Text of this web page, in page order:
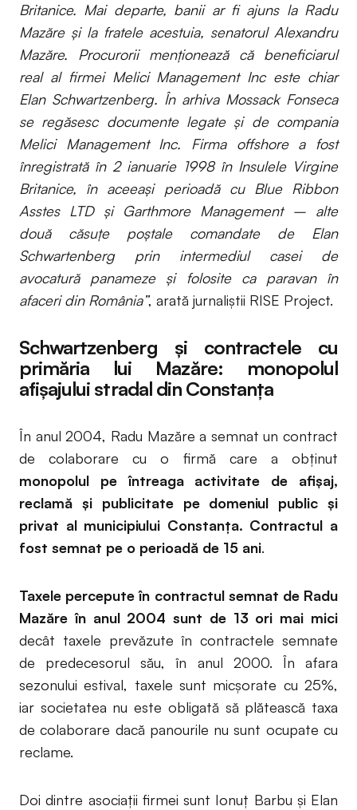
Britanice. Mai departe, banii ar fi ajuns la Radu
Mazăre și la fratele acestuia, senatorul Alexandru
Mazăre. Procurorii menționează că beneficiarul
real al firmei Melici Management Inc este chiar
Elan Schwartzenberg. În arhiva Mossack Fonseca
se regăsesc documente legate și de compania
Melici Management Inc. Firma offshore a fost
înregistrată în 2 ianuarie 1998 în Insulele Virgine
Britanice, în aceeași perioadă cu Blue Ribbon
Asstes LTD și Garthmore Management – alte
două căsuțe poștale comandate de Elan
Schwartenberg prin intermediul casei de
avocatură panameze și folosite ca paravan în
afaceri din România”, arată jurnaliștii RISE Project.
Schwartzenberg și contractele cu
primăria lui Mazăre: monopolul
afișajului stradal din Constanța
În anul 2004, Radu Mazăre a semnat un contract
de colaborare cu o firmă care a obținut
monopolul pe întreaga activitate de afișaj,
reclamă și publicitate pe domeniul public și
privat al municipiului Constanța. Contractul a
fost semnat pe o perioadă de 15 ani.
Taxele percepute în contractul semnat de Radu
Mazăre în anul 2004 sunt de 13 ori mai mici
decât taxele prevăzute în contractele semnate
de predecesorul său, în anul 2000. În afara
sezonului estival, taxele sunt micșorate cu 25%,
iar societatea nu este obligată să plătească taxa
de colaborare dacă panourile nu sunt ocupate cu
reclame.
Doi dintre asociații firmei sunt Ionuț Barbu și Elan